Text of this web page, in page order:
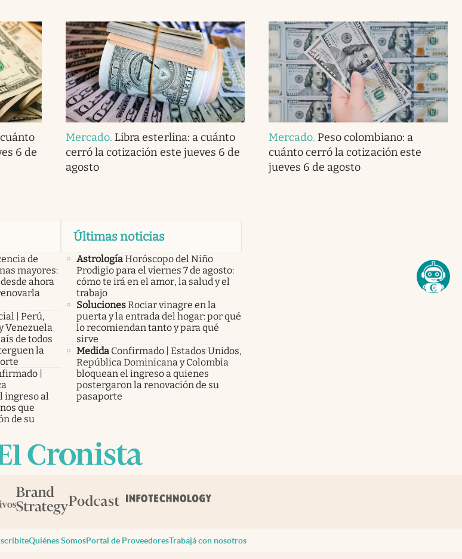
6 de
Mercado. Libra esterlina: a cuánto
cerró la cotización este jueves 6 de
agosto
Mercado. Peso colombiano: a
cuánto cerró la cotización este
jueves 6 de agosto
de
mayores:
ahora
| Perú,
Venezuela
de todos
la
|
ingreso al
que
de su
Últimas noticias
AstrologíaHoróscopo del Niño
Prodigio para el viernes 7 de agosto:
cómo te irá en el amor, la salud y el
trabajo
SolucionesRociar vinagre en la
puerta y la entrada del hogar: por qué
lo recomiendan tanto y para qué
sirve
Medida Confirmado | Estados Unidos,
República Dominicana y Colombia
bloquean el ingreso a quienes
postergaron la renovación de su
pasaporte
Quiénes SomosPortal de ProveedoresTrabajá con nosotros